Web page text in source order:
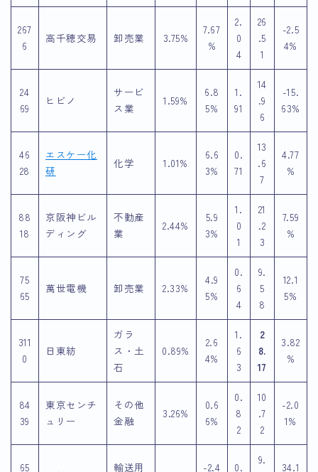
267
6
高千穂交易 卸売業 3.75%
7.67
%
2.
0
4
26
.5
1
-2.5
4%
24
69
ヒビノ
サービ
ス業
1.59%
6.8
5%
1.
91
14
.9
6
-15.
63%
46
28
エスケー化
研
化学 1.01%
6.6
3%
0.
71
13
.6
7
4.77
%
88
18
京阪神ビル
ディング
不動産
業
2.44%
5.9
3%
1.
0
1
21
.2
3
7.59
%
75
65
萬世電機 卸売業 2.33%
4.9
5%
0.
6
4
9.
5
8
12.1
5%
311
0
日東紡
ガラ
ス・土
石
0.89%
2.6
4%
1.
6
3
2
8.
17
3.82
%
84
39
東京センチ
ュリー
その他
金融
3.26%
0.6
6%
0.
8
2
10
.7
2
-2.0
1%
65
輸送用
-2.4
0.
9.
34.1